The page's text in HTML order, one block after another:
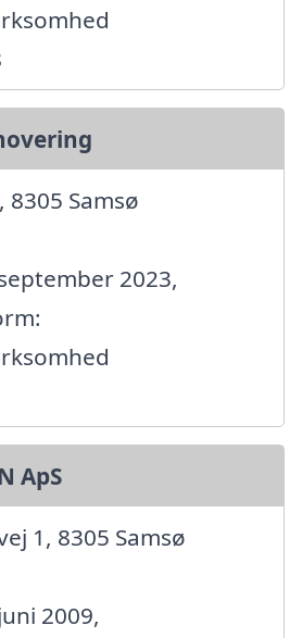
8305 Samsø
2023,
ApS
1, 8305 Samsø
2009,